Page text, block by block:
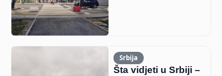
Srbija
Šta vidjeti u Srbiji –